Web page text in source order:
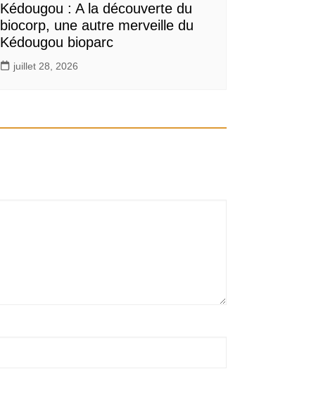
Kédougou : A la découverte du
biocorp, une autre merveille du
Kédougou bioparc
juillet 28, 2026